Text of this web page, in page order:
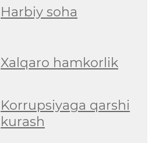
Harbiy soha
Xalqaro hamkorlik
Korrupsiyaga qarshi
kurash